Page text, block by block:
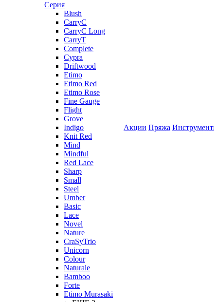
Серия
Blush
CarryC
CarryC Long
CarryT
Complete
Cypra
Driftwood
Etimo
Etimo Red
Etimo Rose
Fine Gauge
Flight
Grove
Indigo
Knit Red
Mind
Mindful
Red Lace
Sharp
Small
Steel
Umber
Basic
Lace
Novel
Nature
CraSyTrio
Unicorn
Colour
Naturale
Bamboo
Forte
Etimo Murasaki
Акции Пряжа Инструменты